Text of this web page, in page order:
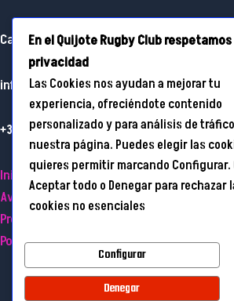
Calle Real, 3, Yuncos (Toledo)
info@quijoterugby.es
+34 685 74 85 02
Inicio
Aviso Legal
Protección de datos
Política de cookies
En el Quijote Rugby Club
privacidad
Las Cookies nos ayudan a mejorar tu
experiencia, ofreciéndote contenido
personalizado y para análisis de
nuestra página. Puedes elegir las
quieres permitir marcando Configurar.
Aceptar todo o Denegar para rechazar
cookies no esenciales
Configurar
Denegar